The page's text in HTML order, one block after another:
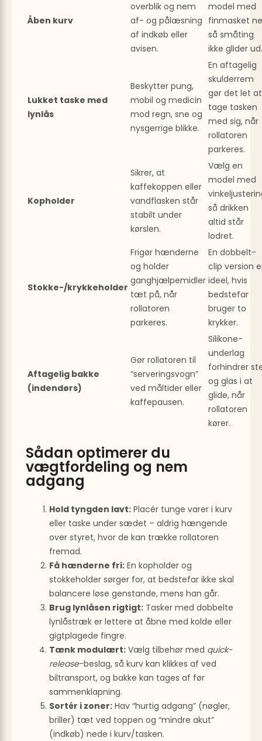
Åben kurv
overblik og nem
af- og pålæsning
af indkøb eller
avisen.
model med
finmasket
så småting
ikke glider ud.
Lukket taske med
lynlås
Beskytter pung,
mobil og medicin
mod regn, sne og
nysgerrige blikke.
En aftagelig
skulderrem
gør det let at
tage tasken
med sig, når
rollatoren
parkeres.
Kopholder
Sikrer, at
kaffekoppen eller
vandflasken står
stabilt under
kørslen.
Vælg en
model med
så drikken
altid står
lodret.
Stokke-/krykkeholder
Frigør hænderne
og holder
ganghjælpemidler
tæt på, når
rollatoren
parkeres.
En dobbelt-
clip version
ideel, hvis
bedstefar
bruger to
krykker.
Aftagelig bakke
(indendørs)
Gør rollatoren til
“serveringsvogn”
ved måltider eller
kaffepausen.
Silikone­
underlag
forhindrer
og glas i at
glide, når
rollatoren
kører.
Sådan optimerer du
vægtfordeling og nem
adgang
Hold tyngden lavt: Placér tunge varer i kurv
eller taske under sædet – aldrig hængende
over styret, hvor de kan trække rollatoren
fremad.
Få hænderne fri: En kopholder og
stokkeholder sørger for, at bedstefar ikke skal
balancere løse genstande, mens han går.
Brug lynlåsen rigtigt: Tasker med dobbelte
lynlåstræk er lettere at åbne med kolde eller
gigtplagede fingre.
Tænk modulært: Vælg tilbehør med quick-
release-beslag, så kurv kan klikkes af ved
biltransport, og bakke kan tages af før
sammenklapning.
Sortér i zoner: Hav “hurtig adgang” (nøgler,
briller) tæt ved toppen og “mindre akut”
(indkøb) nede i kurv/tasken.